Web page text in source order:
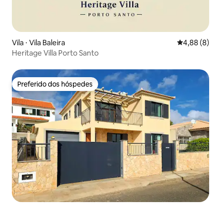
Vila ⋅ Vila Baleira 4,88 de uma
4,88 (8)
Heritage Villa Porto Santo
Preferido dos hóspedes
Preferido dos hóspedes